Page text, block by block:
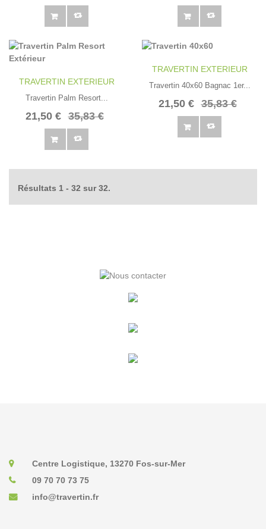
TRAVERTIN EXTERIEUR
Travertin Palm Resort...
21,50 € 35,83 €
TRAVERTIN EXTERIEUR
Travertin 40x60 Bagnac 1er...
21,50 € 35,83 €
Résultats 1 - 32 sur 32.
Centre Logistique, 13270 Fos-sur-Mer
09 70 70 73 75
info@travertin.fr